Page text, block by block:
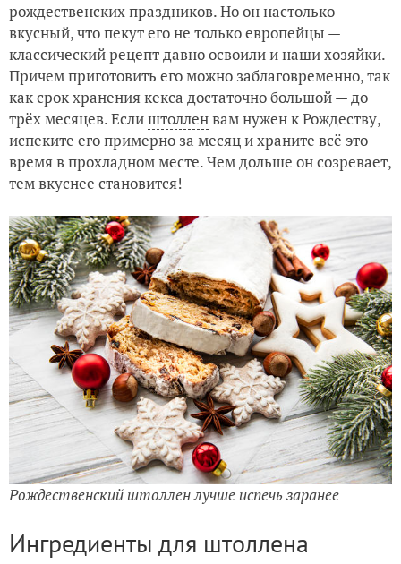
рождественских праздников. Но он настолько
вкусный, что пекут его не только европейцы —
классический рецепт давно освоили и наши хозяйки.
Причем приготовить его можно заблаговременно, так
как срок хранения кекса достаточно большой — до
трёх месяцев. Еслиштолленвам нужен к Рождеству,
испеките его примерно за месяц и храните всё это
время в прохладном месте. Чем дольше он созревает,
тем вкуснее становится!
Рождественский штоллен лучше испечь заранее
Ингредиенты для штоллена